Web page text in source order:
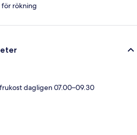
för rökning
dagligen 07.00–09.30